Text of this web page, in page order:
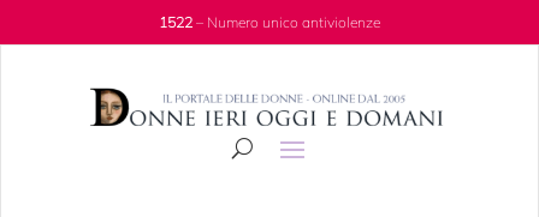
1522– Numero unico antiviolenze